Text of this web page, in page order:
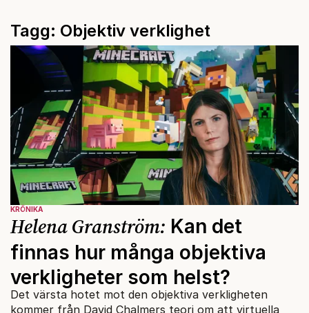
Tagg: Objektiv verklighet
KRÖNIKA
Helena Granström: Kan det
finnas hur många objektiva
verkligheter som helst?
Det värsta hotet mot den objektiva verkligheten
kommer från David Chalmers teori om att virtuella